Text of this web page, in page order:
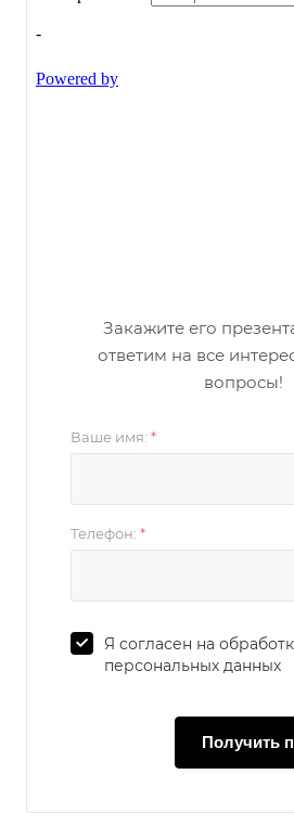
Закажите его
ответим на все
вопросы!
Ваше имя: *
Телефон: *
Я согласен на
персональных данных
Получить